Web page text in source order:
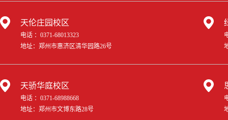
天伦庄园校区
电话 ：0371-68013323
地址：郑州市惠济区清华园路26号
天骄华庭校区
电话 ：0371-68988668
地址：郑州市文博东路28号